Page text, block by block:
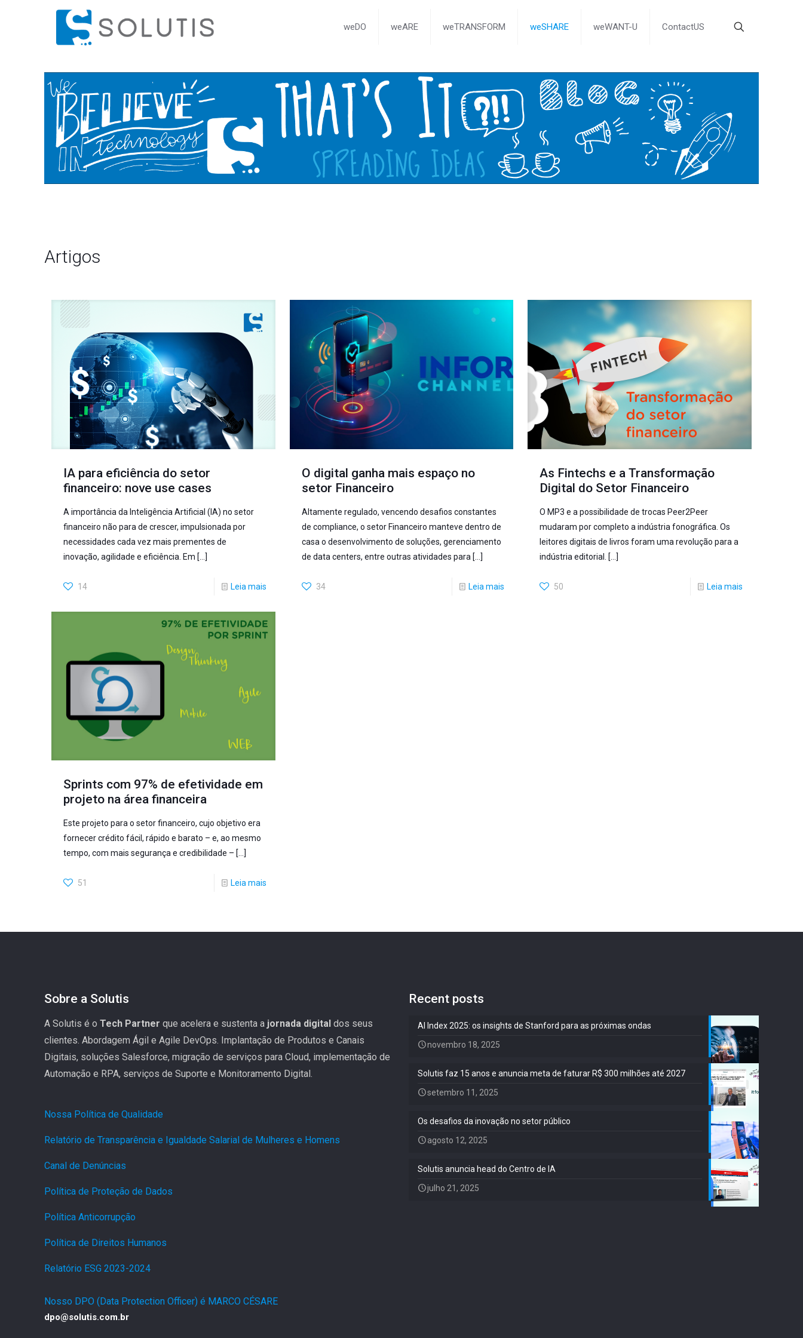
weDO weARE weTRANSFORM weSHARE weWANT-U ContactUS
Artigos
IA para eficiência do setor
financeiro: nove use cases
A importância da Inteligência Artificial (IA) no setor
financeiro não para de crescer, impulsionada por
necessidades cada vez mais prementes de
inovação, agilidade e eficiência. Em […]
14 Leia mais
O digital ganha mais espaço no
setor Financeiro
Altamente regulado, vencendo desafios constantes
de compliance, o setor Financeiro manteve dentro de
casa o desenvolvimento de soluções, gerenciamento
de data centers, entre outras atividades para […]
34 Leia mais
As Fintechs e a Transformação
Digital do Setor Financeiro
O MP3 e a possibilidade de trocas Peer2Peer
mudaram por completo a indústria fonográfica. Os
leitores digitais de livros foram uma revolução para a
indústria editorial.
[…]
50 Leia mais
Sprints com 97% de efetividade em
projeto na área financeira
Este projeto para o setor financeiro, cujo objetivo era
fornecer crédito fácil, rápido e barato – e, ao mesmo
tempo, com mais segurança e credibilidade – […]
51 Leia mais
Sobre a Solutis
A Solutis é o Tech Partner que acelera e sustenta a jornada digital dos seus
clientes. Abordagem Ágil e Agile DevOps. Implantação de Produtos e Canais
Digitais, soluções Salesforce, migração de serviços para Cloud, implementação de
Automação e RPA, serviços de Suporte e Monitoramento Digital.
Nossa Política de Qualidade
Relatório de Transparência e Igualdade Salarial de Mulheres e Homens
Canal de Denúncias
Política de Proteção de Dados
Política Anticorrupção
Política de Direitos Humanos
Relatório ESG 2023-2024
Nosso DPO (Data Protection Officer) é MARCO CÉSARE
dpo@solutis.com.br
Recent posts
AI Index 2025: os insights de Stanford para as próximas ondas
novembro 18, 2025
Solutis faz 15 anos e anuncia meta de faturar R$ 300 milhões até 2027
setembro 11, 2025
Os desafios da inovação no setor público
agosto 12, 2025
Solutis anuncia head do Centro de IA
julho 21, 2025